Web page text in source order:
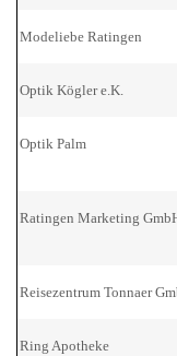
Modeliebe Ratingen
Optik Kögler e.K.
Optik Palm
Ratingen Marketing
Reisezentrum Tonnaer
Ring Apotheke